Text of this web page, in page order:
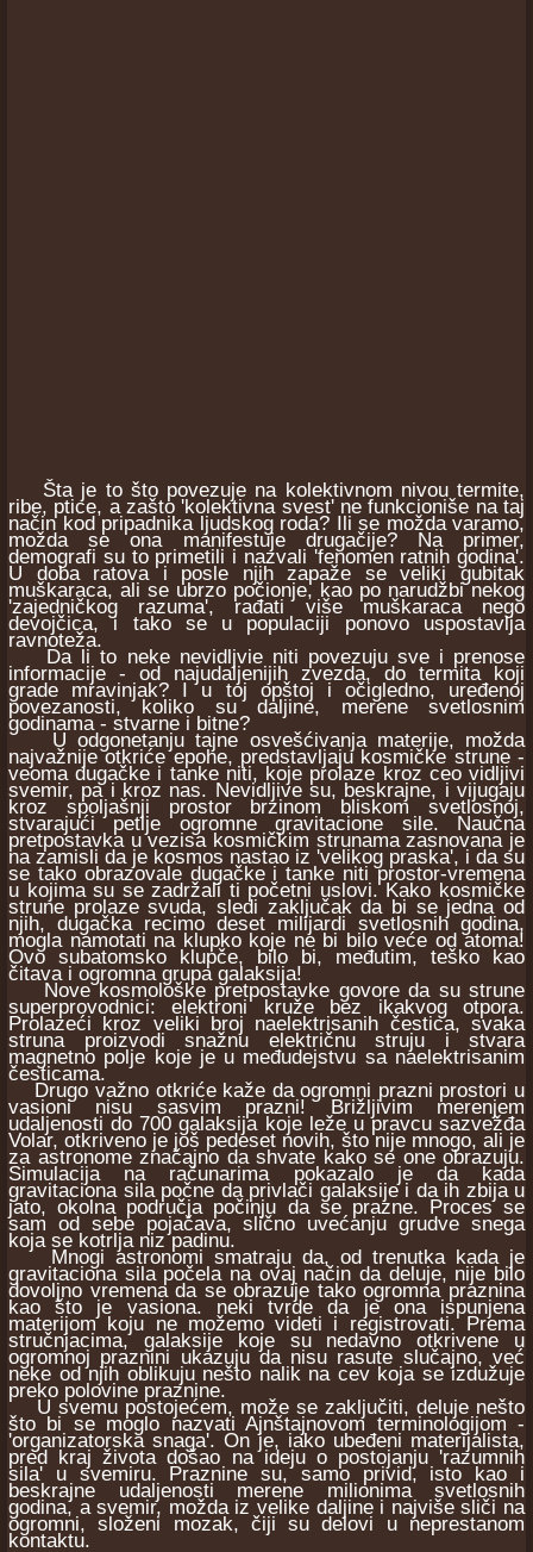
Šta je to što povezuje na kolektivnom nivou termite,
ribe, ptice, a zašto 'kolektivna svest' ne funkcioniše na taj
način kod pripadnika ljudskog roda? Ili se možda varamo,
možda se ona manifestuje drugačije? Na primer,
demografi su to primetili i nazvali 'fenomen ratnih godina'.
U doba ratova i posle njih zapaže se veliki gubitak
muškaraca, ali se ubrzo počionje, kao po narudžbi nekog
'zajedničkog razuma', rađati više muškaraca nego
devojčica, i tako se u populaciji ponovo uspostavlja
ravnoteža.
Da li to neke nevidljvie niti povezuju sve i prenose
informacije - od najudaljenijih zvezda, do termita koji
grade mravinjak? I u toj opštoj i očigledno, uređenoj
povezanosti, koliko su daljine, merene svetlosnim
godinama - stvarne i bitne?
U odgonetanju tajne osvešćivanja materije, možda
najvažnije otkriće epohe, predstavljaju kosmičke strune -
veoma dugačke i tanke niti, koje prolaze kroz ceo vidljivi
svemir, pa i kroz nas. Nevidljive su, beskrajne, i vijugaju
kroz spoljašnji prostor brzinom bliskom svetlosnoj,
stvarajući petlje ogromne gravitacione sile. Naučna
pretpostavka u vezisa kosmičkim strunama zasnovana je
na zamisli da je kosmos nastao iz 'velikog praska', i da su
se tako obrazovale dugačke i tanke niti prostor-vremena
u kojima su se zadržali ti početni uslovi. Kako kosmičke
strune prolaze svuda, sledi zaključak da bi se jedna od
njih, dugačka recimo deset milijardi svetlosnih godina,
mogla namotati na klupko koje ne bi bilo veće od atoma!
Ovo subatomsko klupče, bilo bi, međutim, teško kao
čitava i ogromna grupa galaksija!
Nove kosmološke pretpostavke govore da su strune
superprovodnici: elektroni kruže bez ikakvog otpora.
Prolazeći kroz veliki broj naelektrisanih čestica, svaka
struna proizvodi snažnu električnu struju i stvara
magnetno polje koje je u međudejstvu sa naelektrisanim
česticama.
Drugo važno otkriće kaže da ogromni prazni prostori u
vasioni nisu sasvim prazni! Brižljivim merenjem
udaljenosti do 700 galaksija koje leže u pravcu sazvežđa
Volar, otkriveno je još pedeset novih, što nije mnogo, ali je
za astronome značajno da shvate kako se one obrazuju.
Simulacija na računarima pokazalo je da kada
gravitaciona sila počne da privlači galaksije i da ih zbija u
jato, okolna područja počinju da se prazne. Proces se
sam od sebe pojačava, slično uvećanju grudve snega
koja se kotrlja niz padinu.
Mnogi astronomi smatraju da, od trenutka kada je
gravitaciona sila počela na ovaj način da deluje, nije bilo
dovoljno vremena da se obrazuje tako ogromna praznina
kao što je vasiona. neki tvrde da je ona ispunjena
materijom koju ne možemo videti i registrovati. Prema
stručnjacima, galaksije koje su nedavno otkrivene u
ogromnoj praznini ukazuju da nisu rasute slučajno, već
neke od njih oblikuju nešto nalik na cev koja se izdužuje
preko polovine praznine.
U svemu postojećem, može se zaključiti, deluje nešto
što bi se moglo nazvati Ajnštajnovom terminologijom -
'organizatorska snaga'. On je, iako ubeđeni materijalista,
pred kraj života došao na ideju o postojanju 'razumnih
sila' u svemiru. Praznine su, samo privid, isto kao i
beskrajne udaljenosti merene milionima svetlosnih
godina, a svemir, možda iz velike daljine i najviše sliči na
ogromni, složeni mozak, čiji su delovi u neprestanom
kontaktu.